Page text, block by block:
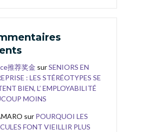
推荐奖金 surSENIORS EN
: LES STÉRÉOTYPES SE
BIEN, L’ EMPLOYABILITÉ
MOINS
sur POURQUOI LES
FONT VIEILLIR PLUS